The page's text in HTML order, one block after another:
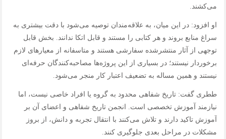
می‌کشند.
او افزود: در این میان، به علاقه‌مندان توصیه می‌شود با دقت بیشتری به
سراغ منابع بروند و هر کتابی را مستند و قابل اتکا ندانند. بخش قابل
توجهی از آثار منتشرشده سفارشی هستند و متاسفانه از معیارهای لازم
برخوردار نیستند؛ در بسیاری از این پروژه‌ها مصاحبه‌کنندگان حرفه‌ای
نیستند و همین مساله به تضعیف اعتبار کار منجر می‌شود.
ططری گفت: تاریخ شفاهی محدود به گروه یا افراد خاصی نیست، اما
نیازمند آموزش تخصصی است. انجمن تاریخ شفاهی و اعضای آن بر
آموزش تاکید دارند و تلاش می‌کنند با انتقال تجربه و دانش، از بروز
مشکلات در مراحل بعدی جلوگیری کنند.